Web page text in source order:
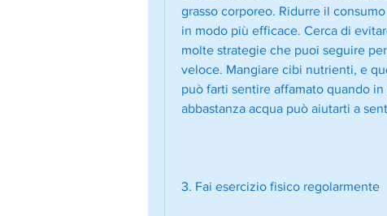
grasso corporeo. Ridurre il
in modo più efficace. Cerca di
molte strategie che puoi seguire
veloce. Mangiare cibi nutrienti, e
può farti sentire affamato quando
abbastanza acqua può aiutarti a
3. Fai esercizio fisico regolarmente